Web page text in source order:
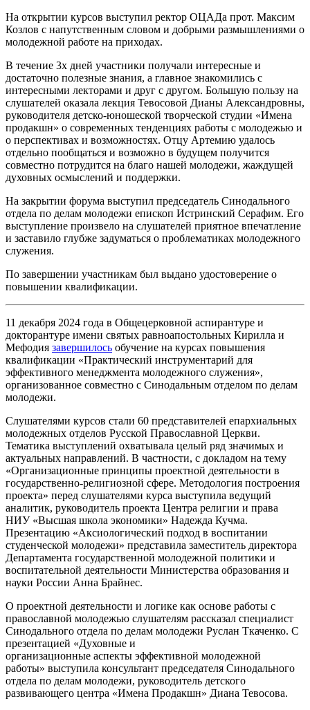
На открытии курсов выступил ректор ОЦАДа прот. Максим
Козлов с напутственным словом и добрыми размышлениями о
молодежной работе на приходах.
В течение 3х дней участники получали интересные и
достаточно полезные знания, а главное знакомились с
интересными лекторами и друг с другом. Большую пользу на
слушателей оказала лекция Тевосовой Дианы Александровны,
руководителя детско-юношеской творческой студии «Имена
продакшн» о современных тенденциях работы с молодежью и
о перспективах и возможностях. Отцу Артемию удалось
отдельно пообщаться и возможно в будущем получится
совместно потрудится на благо нашей молодежи, жаждущей
духовных осмыслений и поддержки.
На закрытии форума выступил председатель Синодального
отдела по делам молодежи епископ Истринский Серафим. Его
выступление произвело на слушателей приятное впечатление
и заставило глубже задуматься о проблематиках молодежного
служения.
По завершении участникам был выдано удостоверение о
повышении квалификации.
11 декабря 2024 года в Общецерковной аспирантуре и
докторантуре имени святых равноапостольных Кирилла и
Мефодия завершилось обучение на курсах повышения
квалификации «Практический инструментарий для
эффективного менеджмента молодежного служения»,
организованное совместно с Синодальным отделом по делам
молодежи.
Слушателями курсов стали 60 представителей епархиальных
молодежных отделов Русской Православной Церкви.
Тематика выступлений охватывала целый ряд значимых и
актуальных направлений. В частности, с докладом на тему
«Организационные принципы проектной деятельности в
государственно-религиозной сфере. Методология построения
проекта» перед слушателями курса выступила ведущий
аналитик, руководитель проекта Центра религии и права
НИУ «Высшая школа экономики» Надежда Кучма.
Презентацию «Аксиологический подход в воспитании
студенческой молодежи» представила заместитель директора
Департамента государственной молодежной политики и
воспитательной деятельности Министерства образования и
науки России Анна Брайнес.
О проектной деятельности и логике как основе работы с
православной молодежью слушателям рассказал специалист
Синодального отдела по делам молодежи Руслан Ткаченко. С
презентацией «Духовные и
организационные аспекты эффективной молодежной
работы» выступила консультант председателя Синодального
отдела по делам молодежи, руководитель детского
развивающего центра «Имена Продакшн» Диана Тевосова.